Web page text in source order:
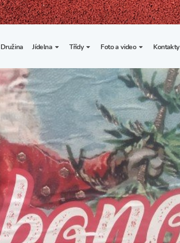
v tělesné
se sportovními
klub
a sport
Družina Jídelna
Základní informace
Vnitřní řád školní jídelny
Třídy
Třída I. A Třída I. B
Třída II. A Třída II. B
Třída III. A Třída III. B
Třída IV. A Třída IV. B
Třída V. A Třída V. B
Třída VI. A Třída VI. B
Třída VII. A Třída VII. B
Třída VIII. A Třída VIII. B
Třída IX. A Třída IX. B
Foto a video
Fotogalerie
Videa
Kontakty